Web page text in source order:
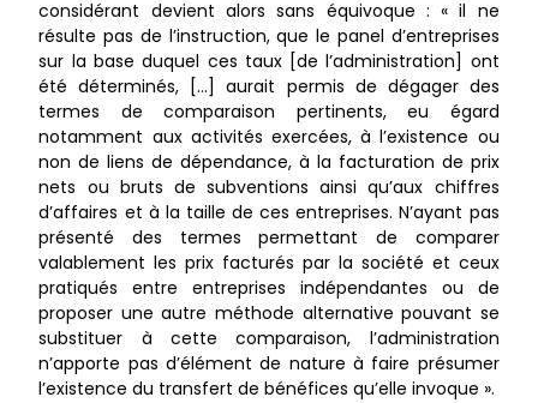
considérant devient alors sans équivoque : « il ne
résulte pas de l’instruction, que le panel d’entreprises
sur la base duquel ces taux [de l’administration] ont
été déterminés, […] aurait permis de dégager des
termes de comparaison pertinents, eu égard
notamment aux activités exercées, à l’existence ou
non de liens de dépendance, à la facturation de prix
nets ou bruts de subventions ainsi qu’aux chiffres
d’affaires et à la taille de ces entreprises. N’ayant pas
présenté des termes permettant de comparer
valablement les prix facturés par la société et ceux
pratiqués entre entreprises indépendantes ou de
proposer une autre méthode alternative pouvant se
substituer à cette comparaison, l’administration
n’apporte pas d’élément de nature à faire présumer
l’existence du transfert de bénéfices qu’elle invoque ».